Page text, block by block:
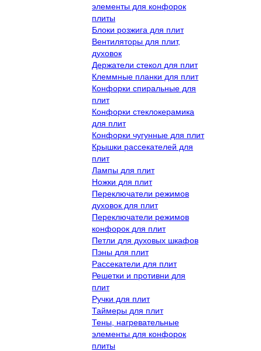
элементы для конфорок
плиты
Блоки розжига для плит
Вентиляторы для плит,
духовок
Держатели стекол для плит
Клеммные планки для плит
Конфорки спиральные для
плит
Конфорки стеклокерамика
для плит
Конфорки чугунные для плит
Крышки рассекателей для
плит
Лампы для плит
Ножки для плит
Переключатели режимов
духовок для плит
Переключатели режимов
конфорок для плит
Петли для духовых шкафов
Пэны для плит
Рассекатели для плит
Решетки и противни для
плит
Ручки для плит
Таймеры для плит
Тены, нагревательные
элементы для конфорок
плиты